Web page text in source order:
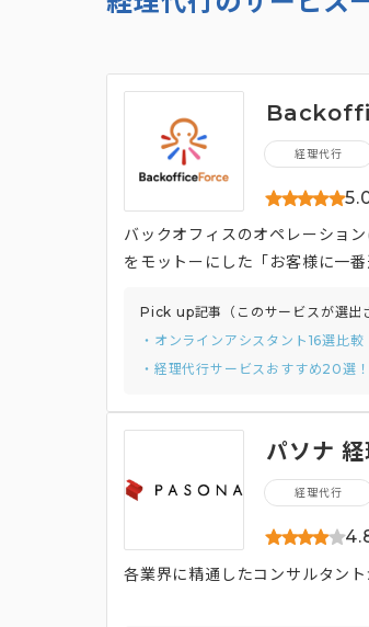
経理代行
バックオフィスのオペレーショ
をモットーにした「お客様に一
Pick up記事（このサービスが選出
・オンラインアシスタント16選比較
・経理代行サービスおすすめ20選
パソナ
経理代行
各業界に精通したコンサルタン